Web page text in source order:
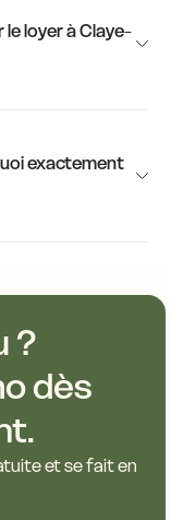
loyer à Claye-
exactement
?
dès
et se fait en